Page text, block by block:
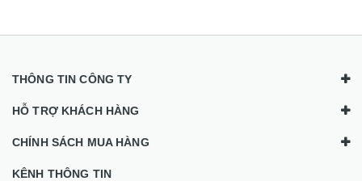
THÔNG TIN CÔNG TY
HỖ TRỢ KHÁCH HÀNG
CHÍNH SÁCH MUA HÀNG
KÊNH THÔNG TIN